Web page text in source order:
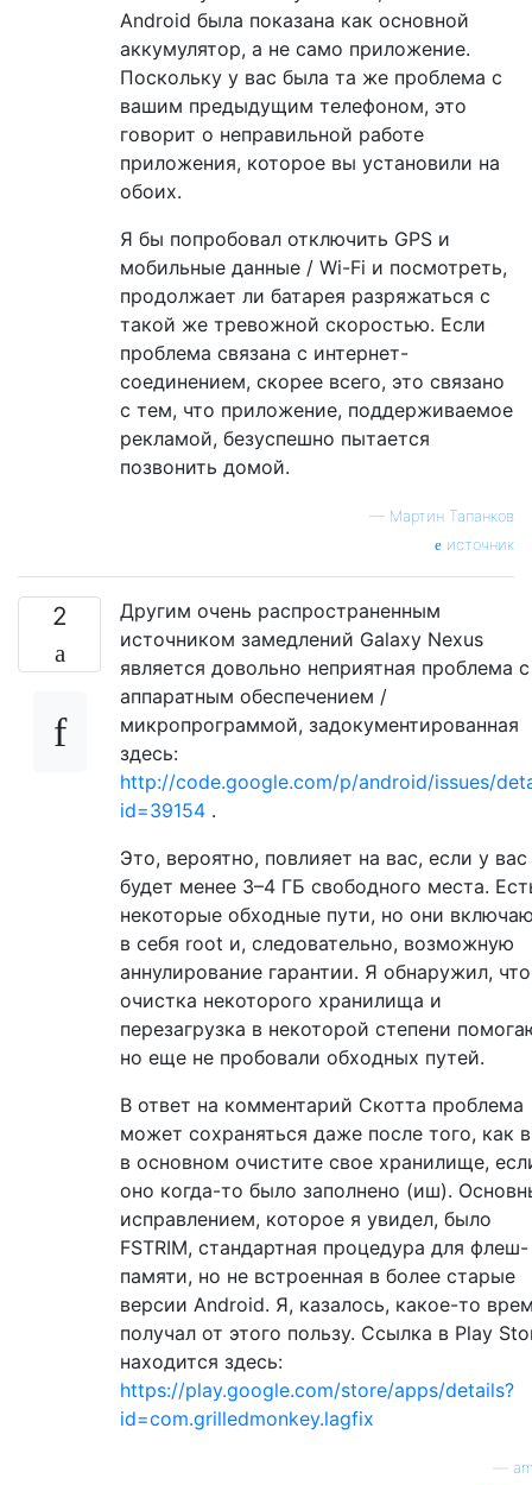
Android была показана как основной
аккумулятор, а не само приложение.
Поскольку у вас была та же проблема с
вашим предыдущим телефоном, это
говорит о неправильной работе
приложения, которое вы установили на
обоих.
Я бы попробовал отключить GPS и
мобильные данные / Wi-Fi и посмотреть,
продолжает ли батарея разряжаться с
такой же тревожной скоростью. Если
проблема связана с интернет-
соединением, скорее всего, это связано
с тем, что приложение, поддерживаемое
рекламой, безуспешно пытается
позвонить домой.
— Мартин Тапанков
источник
2
Другим очень распространенным
источником замедлений Galaxy Nexus
является довольно неприятная проблема с
аппаратным обеспечением /
микропрограммой, задокументированная
здесь:
http://code.google.com/p/android/issues/
id=39154 .
Это, вероятно, повлияет на вас, если у вас
будет менее 3–4 ГБ свободного места.
некоторые обходные пути, но они
в себя root и, следовательно, возможную
аннулирование гарантии. Я обнаружил, что
очистка некоторого хранилища и
перезагрузка в некоторой степени
но еще не пробовали обходных путей.
В ответ на комментарий Скотта проблема
может сохраняться даже после того, как
в основном очистите свое хранилище,
оно когда-то было заполнено (иш).
исправлением, которое я увидел, было
FSTRIM, стандартная процедура для флеш-
памяти, но не встроенная в более старые
версии Android. Я, казалось, какое-то
получал от этого пользу. Ссылка в Play
находится здесь:
https://play.google.com/store/apps/details?
id=com.grilledmonkey.lagfix